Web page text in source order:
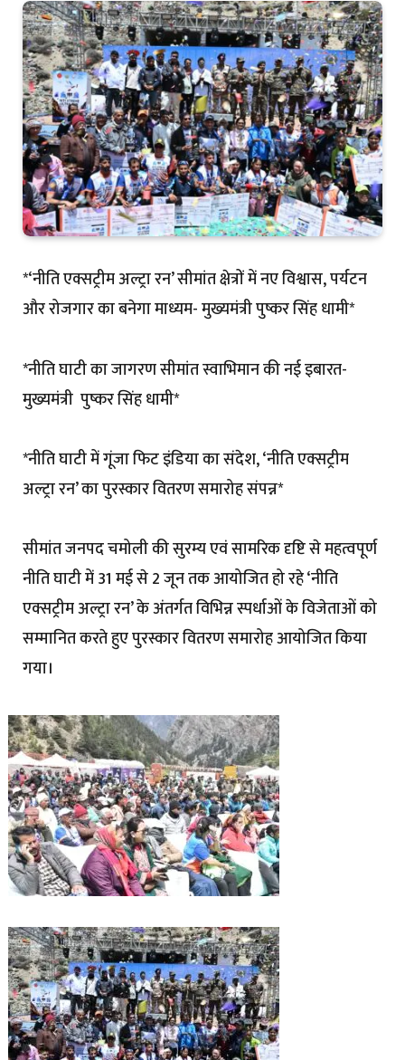
*‘नीति एक्सट्रीम अल्ट्रा रन’ सीमांत क्षेत्रों में नए विश्वास, पर्यटन
और रोजगार का बनेगा माध्यम- मुख्यमंत्री पुष्कर सिंह धामी*
*नीति घाटी का जागरण सीमांत स्वाभिमान की नई इबारत-
मुख्यमंत्री पुष्कर सिंह धामी*
*नीति घाटी में गूंजा फिट इंडिया का संदेश, ‘नीति एक्सट्रीम
अल्ट्रा रन’ का पुरस्कार वितरण समारोह संपन्न*
सीमांत जनपद चमोली की सुरम्य एवं सामरिक दृष्टि से महत्वपूर्ण
नीति घाटी में 31 मई से 2 जून तक आयोजित हो रहे ‘नीति
एक्सट्रीम अल्ट्रा रन’ के अंतर्गत विभिन्न स्पर्धाओं के विजेताओं को
सम्मानित करते हुए पुरस्कार वितरण समारोह आयोजित किया
गया।